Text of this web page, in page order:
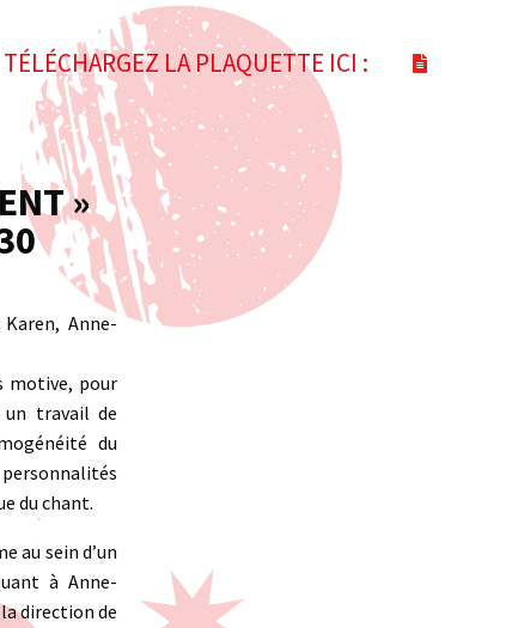
TÉLÉCHARGEZ LA PLAQUETTE ICI :
»
Anne-
motive, pour
un travail de
du
du chant.
au sein d’un
à Anne-
direction de